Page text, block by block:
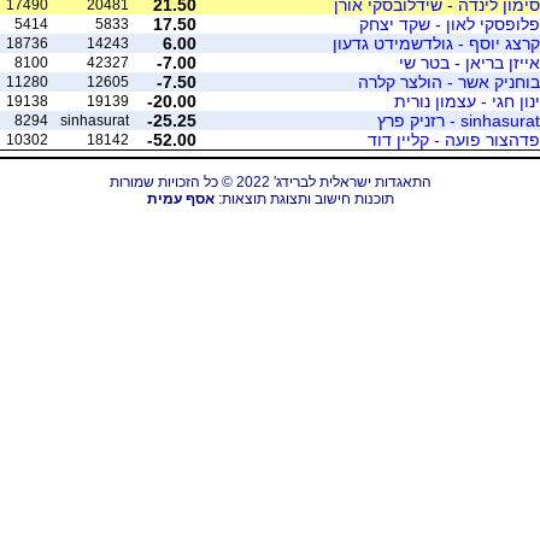
סימון לינדה - שידלובסקי אורן 21.50
20481
17490
פלופסקי לאון - שקד יצחק 17.50
5833
5414
קרצג יוסף - גולדשמידט גדעון 6.00
14243
18736
אייזן בריאן - בטר שי -7.00
42327
8100
בוחניק אשר - הולצר קלרה -7.50
12605
11280
ינון חגי - עצמון נורית -20.00
19139
19138
sinhasurat - רזניק פרץ -25.25
sinhasurat
8294
פדהצור פועה - קליין דוד -52.00
18142
10302
התאגדות ישראלית לברידג' 2022 © כל הזכויות שמורות
תוכנות חישוב ותצוגת תוצאות:אסף עמית